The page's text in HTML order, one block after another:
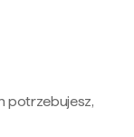
potrzebujesz,